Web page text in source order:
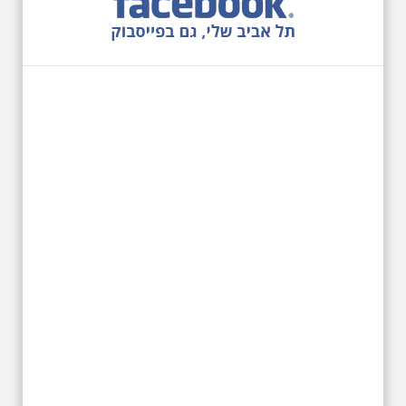
27.6.2026 - שבת בשעה
10:00 בבוקר. שכונת אבו
ביקור מיוחד בכנסיה